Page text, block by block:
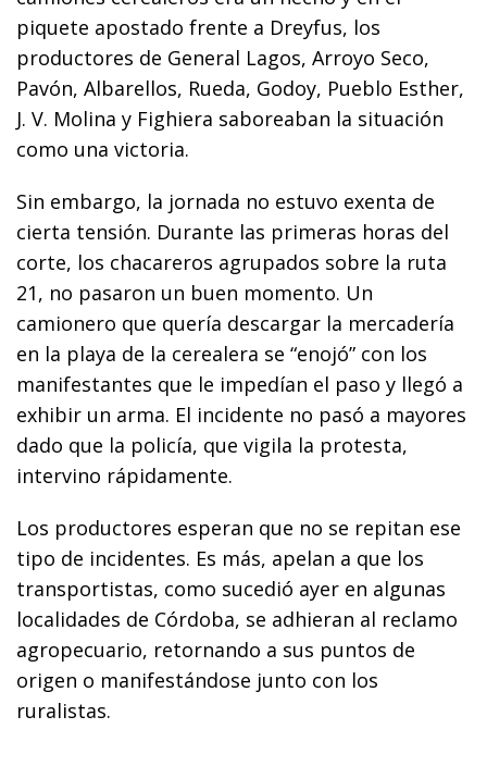
piquete apostado frente a Dreyfus, los
productores de General Lagos, Arroyo Seco,
Pavón, Albarellos, Rueda, Godoy, Pueblo Esther,
J. V. Molina y Fighiera saboreaban la situación
como una victoria.
Sin embargo, la jornada no estuvo exenta de
cierta tensión. Durante las primeras horas del
corte, los chacareros agrupados sobre la ruta
21, no pasaron un buen momento. Un
camionero que quería descargar la mercadería
en la playa de la cerealera se “enojó” con los
manifestantes que le impedían el paso y llegó a
exhibir un arma. El incidente no pasó a mayores
dado que la policía, que vigila la protesta,
intervino rápidamente.
Los productores esperan que no se repitan ese
tipo de incidentes. Es más, apelan a que los
transportistas, como sucedió ayer en algunas
localidades de Córdoba, se adhieran al reclamo
agropecuario, retornando a sus puntos de
origen o manifestándose junto con los
ruralistas.